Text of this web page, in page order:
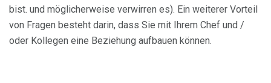
bist. und möglicherweise verwirren es). Ein weiterer Vorteil
von Fragen besteht darin, dass Sie mit Ihrem Chef und /
oder Kollegen eine Beziehung aufbauen können.